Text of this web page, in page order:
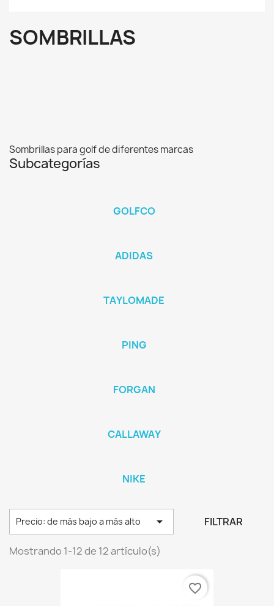
SOMBRILLAS
Sombrillas para golf de diferentes marcas
Subcategorías
GOLFCO
ADIDAS
TAYLOMADE
PING
FORGAN
CALLAWAY
NIKE
Precio: de más bajo a más alto  FILTRAR
Mostrando 1-12 de 12 artículo(s)
favorite_border